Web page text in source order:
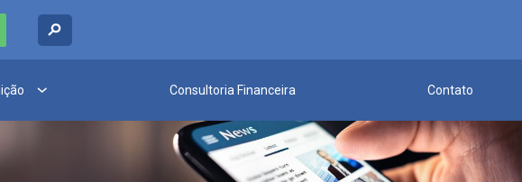
Consultoria Financeira Contato